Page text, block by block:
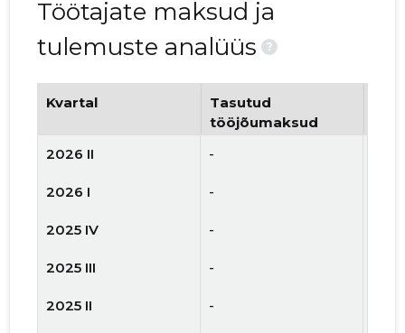
Töötajate maksud ja
tulemuste analüüs
?
Kvartal
Tasutud
tööjõumaksud
2026 II
-
2026 I -
2025 IV -
2025 III -
2025 II -